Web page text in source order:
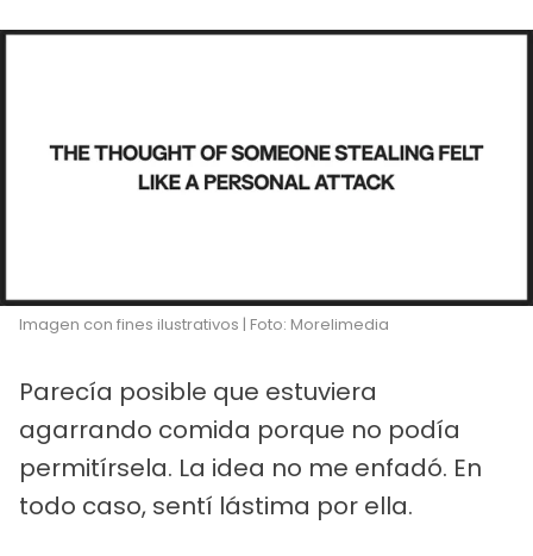
Imagen con fines ilustrativos | Foto: Morelimedia
Parecía posible que estuviera
agarrando comida porque no podía
permitírsela. La idea no me enfadó. En
todo caso, sentí lástima por ella.